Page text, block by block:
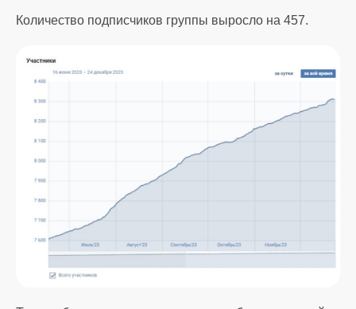
Количество подписчиков группы выросло на 457.